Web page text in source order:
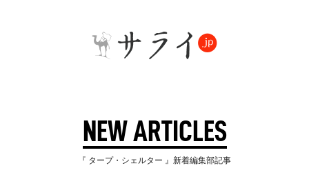
NEW ARTICLES
『 タープ・シェルター 』新着編集部記事